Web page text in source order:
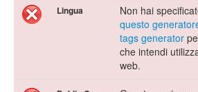
Lingua
Non hai
questo
tags generator
che intendi
web.